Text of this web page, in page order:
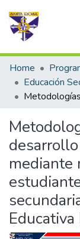
Communities &
All of DSpace
Statistics
Home
mediante